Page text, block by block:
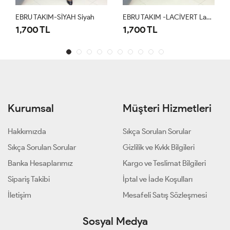
EBRU TAKIM-SİYAH Siyah
1,700 TL
EBRU TAKIM -LACİVERT Lacivert
1,700 TL
Kurumsal
Hakkımızda
Sıkça Sorulan Sorular
Banka Hesaplarımız
Sipariş Takibi
İletişim
Müşteri Hizmetleri
Sıkça Sorulan Sorular
Gizlilik ve Kvkk Bilgileri
Kargo ve Teslimat Bilgileri
İptal ve İade Koşulları
Mesafeli Satış Sözleşmesi
Sosyal Medya